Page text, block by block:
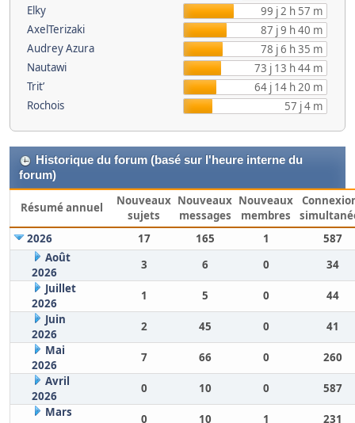
Elky
99 j 2 h 57 m
AxelTerizaki
87 j 9 h 40 m
Audrey Azura
78 j 6 h 35 m
Nautawi
73 j 13 h 44 m
Trit’
64 j 14 h 20 m
Rochois
57 j 4 m
Historique du forum (basé sur l'heure interne du
forum)
Résumé annuel
Nouveaux
sujets
Nouveaux
messages
Nouveaux
membres
2026
17 165 1
587
Août
2026
3 6 0
34
Juillet
2026
1 5 0
44
Juin
2026
2 45 0
41
Mai
2026
7 66 0
260
Avril
2026
0 10 0
587
Mars
0 10 1 231